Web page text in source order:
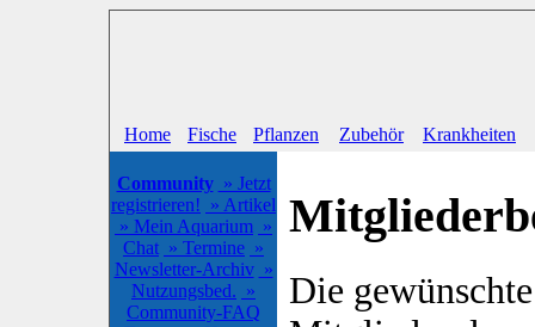
Home Fische Pflanzen Zubehör Krankheiten
Community » Jetzt
registrieren! » Artikel
» Mein Aquarium »
Chat » Termine »
Newsletter-Archiv »
Nutzungsbed. »
Community-FAQ
Die